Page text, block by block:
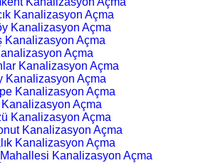
Kanalizasyon Açma
Kanalizasyon Açma
Kanalizasyon Açma
Açma
Kanalizasyon Açma
Kanalizasyon Açma
Kanalizasyon Açma
Açma
Kanalizasyon Açma
Kanalizasyon Açma
Kanalizasyon Açma
Kanalizasyon Açma